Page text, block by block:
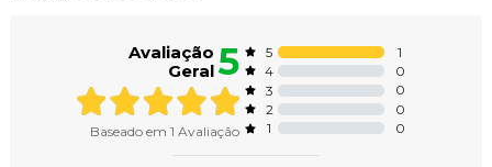
Avaliação
Geral5
Baseado em 1 Avaliação
5
1
4
0
3
0
2
0
1
0